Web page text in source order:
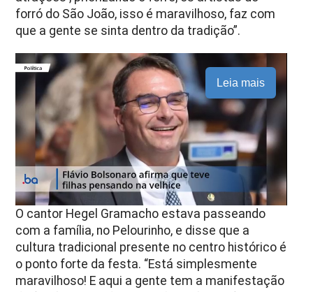
forró do São João, isso é maravilhoso, faz com
que a gente se sinta dentro da tradição”.
Leia mais
O cantor Hegel Gramacho estava passeando
com a família, no Pelourinho, e disse que a
cultura tradicional presente no centro histórico é
o ponto forte da festa. “Está simplesmente
maravilhoso! E aqui a gente tem a manifestação